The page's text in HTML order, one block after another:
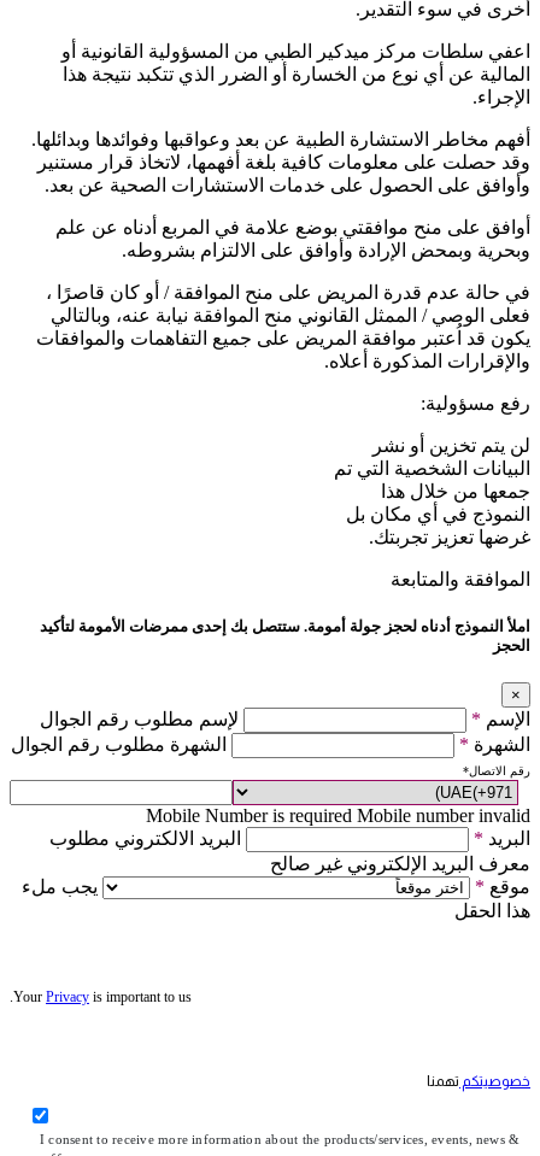
أخرى في سوء التقدير.
اعفي سلطات مركز ميدكير الطبي من المسؤولية القانونية أو
المالية عن أي نوع من الخسارة أو الضرر الذي تتكبد نتيجة هذا
الإجراء.
أفهم مخاطر الاستشارة الطبية عن بعد وعواقبها وفوائدها وبدائلها.
وقد حصلت على معلومات كافية بلغة أفهمها، لاتخاذ قرار مستنير
وأوافق على الحصول على خدمات الاستشارات الصحية عن بعد.
أوافق على منح موافقتي بوضع علامة في المربع أدناه عن علم
وبحرية وبمحض الإرادة وأوافق على الالتزام بشروطه.
في حالة عدم قدرة المريض على منح الموافقة / أو كان قاصرًا ،
فعلى الوصي / الممثل القانوني منح الموافقة نيابة عنه، وبالتالي
يكون قد اُعتبر موافقة المريض على جميع التفاهمات والموافقات
والإقرارات المذكورة أعلاه.
رفع مسؤولية:
لن يتم تخزين أو نشر
البيانات الشخصية التي تم
جمعها من خلال هذا
النموذج في أي مكان بل
غرضها تعزيز تجربتك.
الموافقة والمتابعة
املأ النموذج أدناه لحجز جولة أمومة. ستتصل بك إحدى ممرضات الأمومة لتأكيد
الحجز
×
الإسم *
لإسم مطلوب رقم الجوال
الشهرة * الشهرة مطلوب رقم الجوال
رقم الاتصال*
Mobile Number is required Mobile number invalid
البريد *
البريد الالكتروني مطلوب
معرف البريد الإلكتروني غير صالح
موقع *
يجب ملء
هذا الحقل
Your Privacy is important to us.
خصوصيتكم تهمنا
I consent to receive more information about the products/services, events, news &